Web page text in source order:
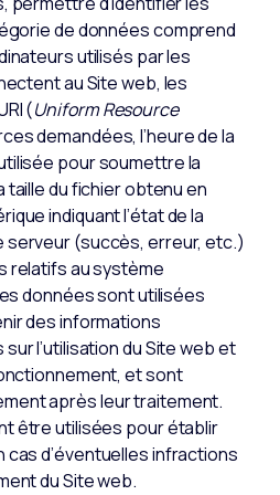
de données comprend
utilisés par les
au Site web, les
(Uniform Resource
demandées, l’heure de la
pour soumettre la
taille du fichier obtenu en
indiquant l’état de la
serveur (succès, erreur, etc.)
relatifs au système
données sont utilisées
des informations
l’utilisation du Site web et
et sont
après leur traitement.
être utilisées pour établir
d’éventuelles infractions
du Site web.